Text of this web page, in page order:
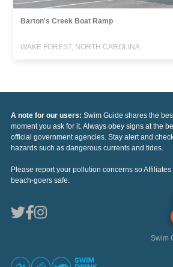
Barton's Creek Boat Ramp
WAKE FOREST, NORTH CAROLINA
A note for our users: Swim Guide shares the
moment you ask for it. Always obey signs at the
official government agencies. Stay alert and
hazards such as dangerous currents and tides.
Please report your pollution concerns so
beach-goers safe.
Swim